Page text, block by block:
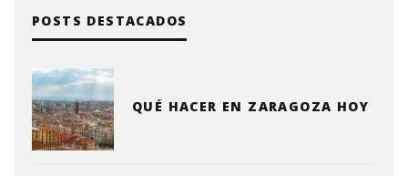
POSTS DESTACADOS
QUÉ HACER EN ZARAGOZA HOY